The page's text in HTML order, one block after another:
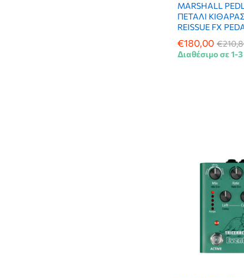
MARSHALL
ΠΕΤΑΛΙ
REISSUE FX
€180,00 €
€180,00 €
Διαθέσιμο σε 1-